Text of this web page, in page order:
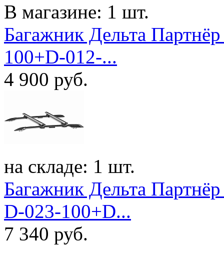
В магазине: 1 шт.
Багажник Дельта
100+D-012-...
4 900 руб.
на складе: 1 шт.
Багажник Дельта
D-023-100+D...
7 340 руб.